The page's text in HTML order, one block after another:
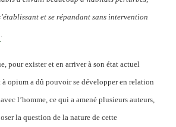
et se répandant sans intervention
.
pour exister et en arriver à son état actuel
à opium a dû pouvoir se développer en relation
l’homme, ce qui a amené plusieurs auteurs,
la question de la nature de cette